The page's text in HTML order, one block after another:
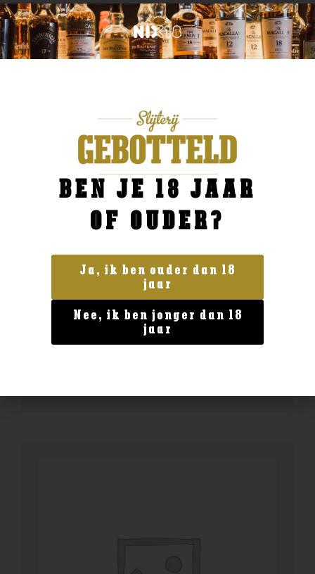
Geen categorie
Kuyper wild strawberry 0.5
9,99
BEN JE 18 JAAR
OF OUDER?
Ja, ik ben ouder dan 18
jaar
Nee, ik ben jonger dan 18
jaar